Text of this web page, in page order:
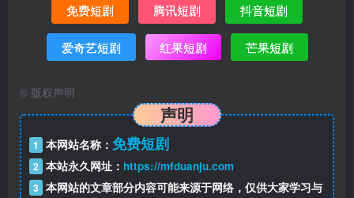
免费短剧 腾讯短剧 抖音短剧
爱奇艺短剧 红果短剧 芒果短剧
© 版权声明
声明
1 本网站名称： 免费短剧
2 本站永久网址： https://mfduanju.com
3 本网站的文章部分内容可能来源于网络，仅供大家学习与